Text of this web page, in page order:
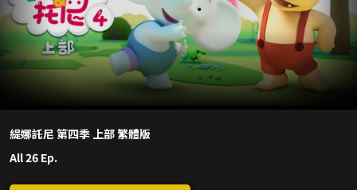
緹娜託尼 第四季 上部 繁體版
All 26 Ep.